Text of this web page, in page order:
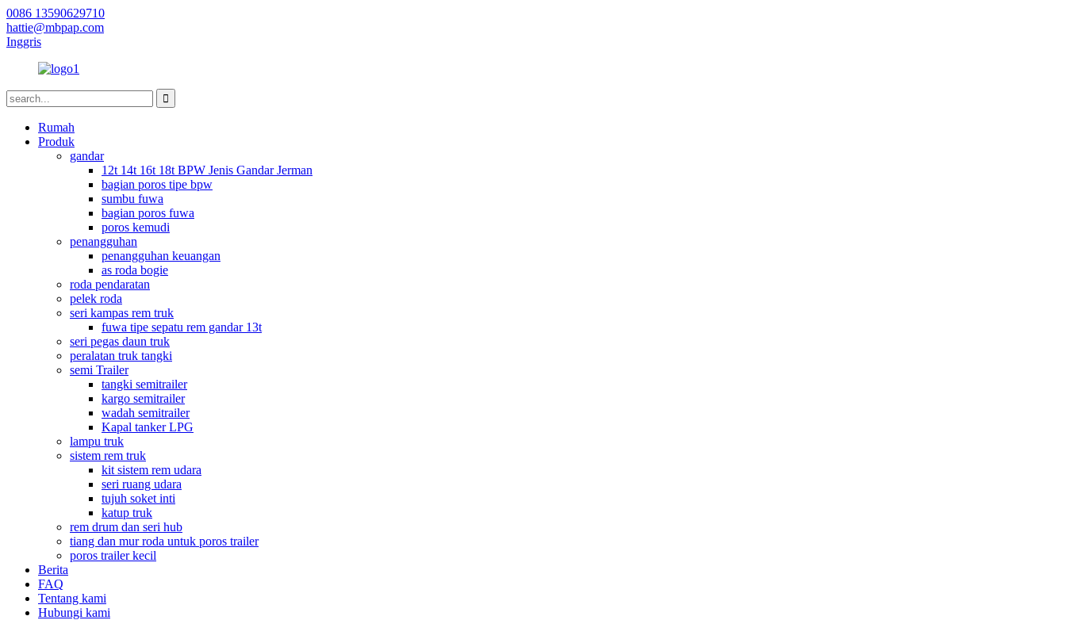
0086 13590629710
hattie@mbpap.com
Inggris
Rumah
Produk
gandar
12t 14t 16t 18t BPW Jenis Gandar Jerman
bagian poros tipe bpw
sumbu fuwa
bagian poros fuwa
poros kemudi
penangguhan
penangguhan keuangan
as roda bogie
roda pendaratan
pelek roda
seri kampas rem truk
fuwa tipe sepatu rem gandar 13t
seri pegas daun truk
peralatan truk tangki
semi Trailer
tangki semitrailer
kargo semitrailer
wadah semitrailer
Kapal tanker LPG
lampu truk
sistem rem truk
kit sistem rem udara
seri ruang udara
tujuh soket inti
katup truk
rem drum dan seri hub
tiang dan mur roda untuk poros trailer
poros trailer kecil
Berita
FAQ
Tentang kami
Hubungi kami